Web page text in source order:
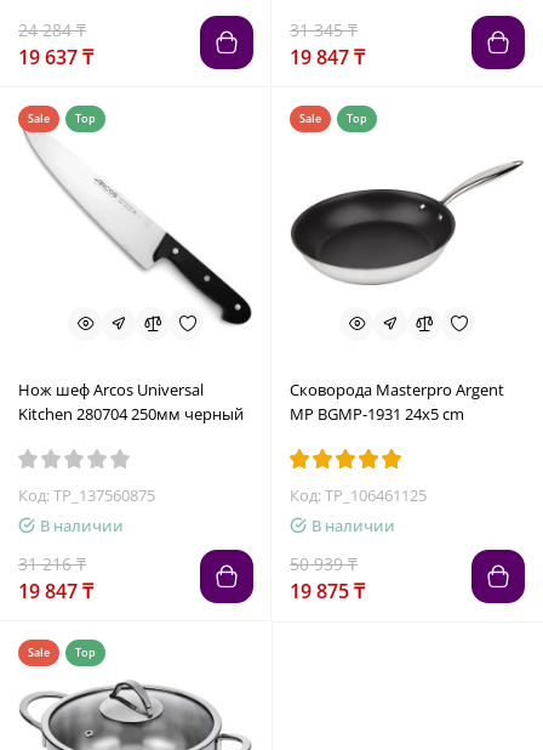
24 284 ₸
19 637 ₸
31 345 ₸
19 847 ₸
Sale Top
Нож шеф Arcos Universal
Kitchen 280704 250мм черный
Код: TP_137560875
В наличии
31 216 ₸
19 847 ₸
Sale Top
Сковорода Masterpro Argent
MP BGMP-1931 24x5 cm
Код: TP_106461125
В наличии
50 939 ₸
19 875 ₸
Sale Top